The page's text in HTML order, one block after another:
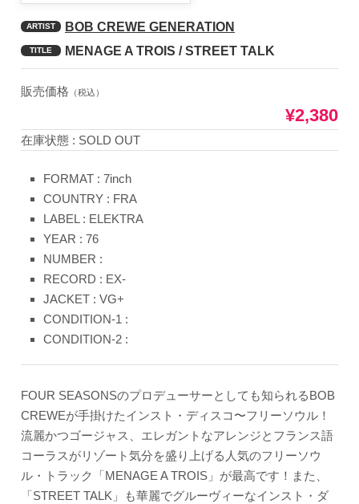
ARTIST BOB CREWE GENERATION
TITLE MENAGE A TROIS / STREET TALK
販売価格 （税込）
¥2,380
在庫状態 : SOLD OUT
FORMAT : 7inch
COUNTRY : FRA
LABEL : ELEKTRA
YEAR : 76
NUMBER :
RECORD : EX-
JACKET : VG+
CONDITION-1 :
CONDITION-2 :
FOUR SEASONSのプロデューサーとしても知られるBOB
CREWEが手掛けたインスト・ディスコ〜フリーソウル！
流麗かつゴージャス、エレガントなアレンジとフランス語
コーラスがリゾート気分を盛り上げる人気のフリーソウ
ル・トラック「MENAGE A TROIS」が最高です！また、
「STREET TALK」も華麗でグルーヴィーなインスト・ダ